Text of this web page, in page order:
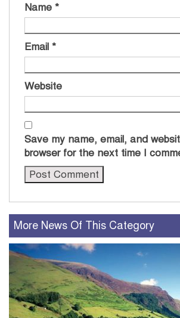
Name *
Email *
Website
Save my name, email, and
browser for the next time I
More News Of This Category